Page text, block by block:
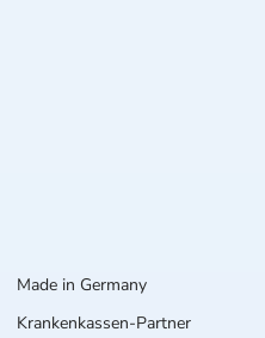
Made in Germany
Krankenkassen-Partner